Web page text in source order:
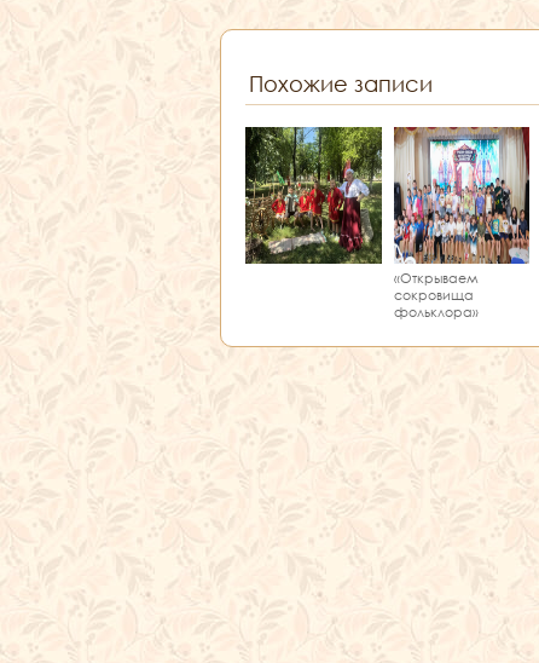
Похожие записи
«Открываем
сокровища
фольклора»